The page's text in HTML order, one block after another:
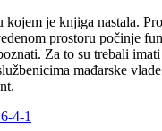
je knjiga nastala.
prostoru počinje
Za to su trebali
mađarske